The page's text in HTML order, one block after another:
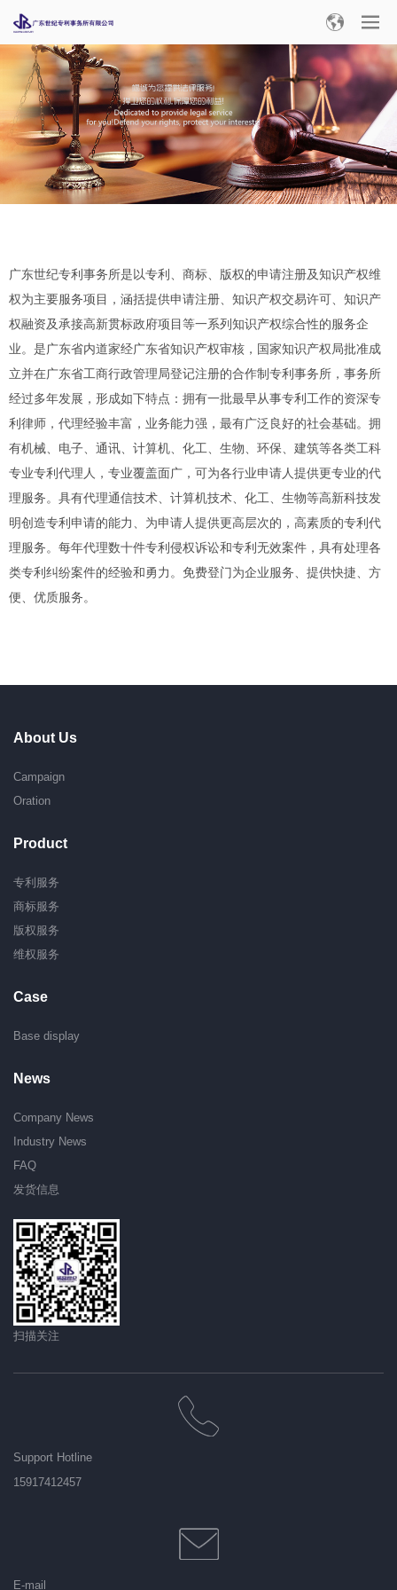
广东世纪专利事务所是以专利、商标、版权的申请注册及知识产权维
权为主要服务项目，涵括提供申请注册、知识产权交易许可、知识产
权融资及承接高新贯标政府项目等一系列知识产权综合性的服务企
业。是广东省内道家经广东省知识产权审核，国家知识产权局批准成
立并在广东省工商行政管理局登记注册的合作制专利事务所，事务所
经过多年发展，形成如下特点：拥有一批最早从事专利工作的资深专
利律师，代理经验丰富，业务能力强，最有广泛良好的社会基础。拥
有机械、电子、通讯、计算机、化工、生物、环保、建筑等各类工科
专业专利代理人，专业覆盖面广，可为各行业申请人提供更专业的代
理服务。具有代理通信技术、计算机技术、化工、生物等高新科技发
明创造专利申请的能力、为申请人提供更高层次的，高素质的专利代
理服务。每年代理数十件专利侵权诉讼和专利无效案件，具有处理各
类专利纠纷案件的经验和勇力。免费登门为企业服务、提供快捷、方
便、优质服务。
About Us
Campaign
Oration
Product
专利服务
商标服务
版权服务
维权服务
Case
Base display
News
Company News
Industry News
FAQ
发货信息
扫描关注
Support Hotline
15917412457
E-mail